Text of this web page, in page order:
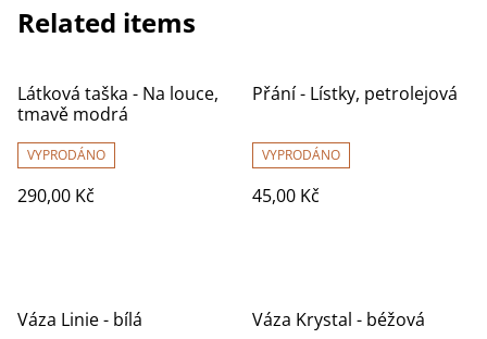
Related items
Látková taška - Na louce,
tmavě modrá
VYPRODÁNO
290,00 Kč
Přání - Lístky, petrolejová
VYPRODÁNO
45,00 Kč
Váza Linie - bílá
Váza Krystal - béžová